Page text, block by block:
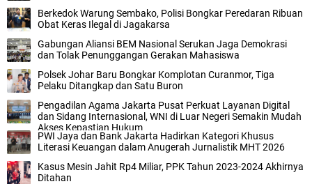
Berkedok Warung Sembako, Polisi Bongkar Peredaran Ribuan
Obat Keras Ilegal di Jagakarsa‎
Gabungan Aliansi BEM Nasional Serukan Jaga Demokrasi
dan Tolak Penunggangan Gerakan Mahasiswa
Polsek Johar Baru Bongkar Komplotan Curanmor, Tiga
Pelaku Ditangkap dan Satu Buron‎
Pengadilan Agama Jakarta Pusat Perkuat Layanan Digital
dan Sidang Internasional, WNI di Luar Negeri Semakin Mudah
Akses Kepastian Hukum
PWI Jaya dan Bank Jakarta Hadirkan Kategori Khusus
Literasi Keuangan dalam Anugerah Jurnalistik MHT 2026
Kasus Mesin Jahit Rp4 Miliar, PPK Tahun 2023-2024 Akhirnya
Ditahan